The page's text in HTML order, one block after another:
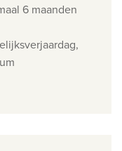
6 maanden